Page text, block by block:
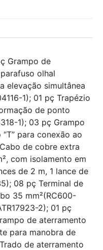
Grampo de
olhal
elevação simultânea
1); 01 pç Trapézio
de ponto
1); 03 pç Grampo
para conexão ao
de cobre extra
com isolamento em
de 2 m, 1 lance de
08 pç Terminal de
35 mm²(RC600-
2); 01 pç
de aterramento
para manobra de
de aterramento